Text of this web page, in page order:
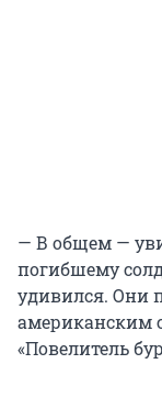
— В общем —
погибшему
удивился. Они
американским
«Повелитель